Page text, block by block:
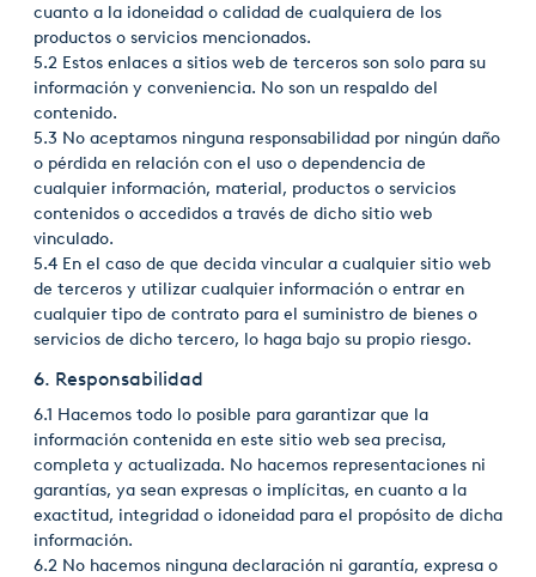
cuanto a la idoneidad o calidad de cualquiera de los
productos o servicios mencionados.
5.2 Estos enlaces a sitios web de terceros son solo para su
información y conveniencia. No son un respaldo del
contenido.
5.3 No aceptamos ninguna responsabilidad por ningún daño
o pérdida en relación con el uso o dependencia de
cualquier información, material, productos o servicios
contenidos o accedidos a través de dicho sitio web
vinculado.
5.4 En el caso de que decida vincular a cualquier sitio web
de terceros y utilizar cualquier información o entrar en
cualquier tipo de contrato para el suministro de bienes o
servicios de dicho tercero, lo haga bajo su propio riesgo.
6. Responsabilidad
6.1 Hacemos todo lo posible para garantizar que la
información contenida en este sitio web sea precisa,
completa y actualizada. No hacemos representaciones ni
garantías, ya sean expresas o implícitas, en cuanto a la
exactitud, integridad o idoneidad para el propósito de dicha
información.
6.2 No hacemos ninguna declaración ni garantía, expresa o